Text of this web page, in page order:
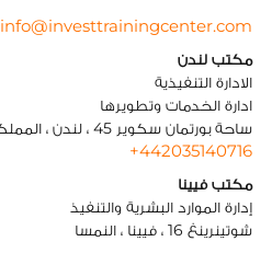
info@investtrainingcenter.com
مكتب لندن
الادارة التنفيذية
ادارة الخدمات وتطويرها
ساحة بورتمان سكوير 45 ، لندن ، المملكة المتحدة
+442035140716
مكتب فيينا
إدارة الموارد البشرية والتنفيذ
شوتينرينغ 16 ، فيينا ، النمسا